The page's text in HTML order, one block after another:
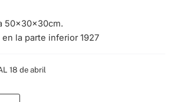
50x30x30cm.
la parte inferior 1927
18 de abril